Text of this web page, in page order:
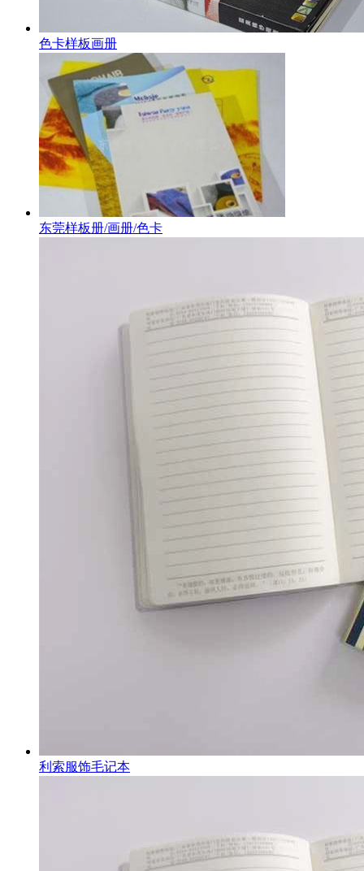
色卡样板画册
东莞样板册/画册/色卡
利索服饰毛记本